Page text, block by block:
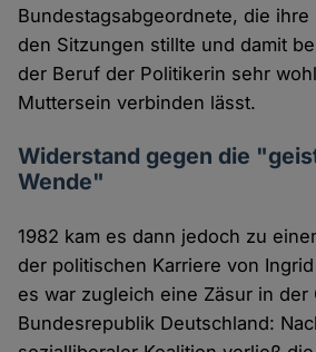
Bundestagsabgeordnete, die
den Sitzungen stillte und damit
der Beruf der Politikerin sehr
Muttersein verbinden lässt.
Widerstand gegen die
Wende"
1982 kam es dann jedoch zu
der politischen Karriere von
es war zugleich eine Zäsur in der
Bundesrepublik Deutschland: